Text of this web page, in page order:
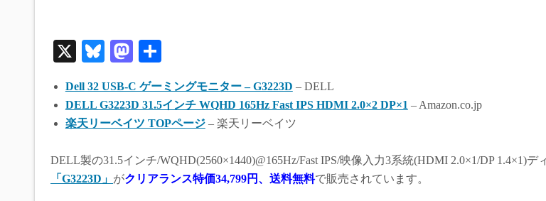
X
Bl
sk
y
M
as
to
do
Dell 32 USB-C ゲーミングモニター – G3223D – DELL
DELL G3223D 31.5インチ WQHD 165Hz Fast IPS HDMI 2.0×2 DP×1 – Amazon.co.jp
楽天リーベイツ TOPページ– 楽天リーベイツ
DELL製の31.5インチ/WQHD(2560×1440)@165Hz/Fast IPS/映像入力3系統(HDMI 2.0×1/DP 1.4×1)デ
「G3223D」 がクリアランス特価34,799円、送料無料で販売されています。